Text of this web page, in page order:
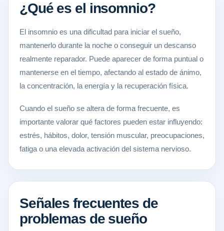
¿Qué es el insomnio?
El insomnio es una dificultad para iniciar el sueño,
mantenerlo durante la noche o conseguir un descanso
realmente reparador. Puede aparecer de forma puntual o
mantenerse en el tiempo, afectando al estado de ánimo,
la concentración, la energía y la recuperación física.
Cuando el sueño se altera de forma frecuente, es
importante valorar qué factores pueden estar influyendo:
estrés, hábitos, dolor, tensión muscular, preocupaciones,
fatiga o una elevada activación del sistema nervioso.
Señales frecuentes de
problemas de sueño